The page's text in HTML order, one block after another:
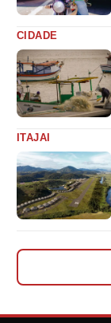
CIDADE
ITAJAI